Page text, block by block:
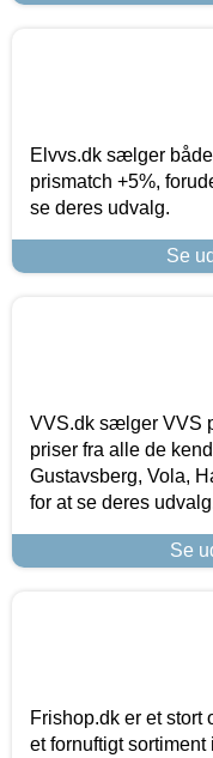
Elvvs.dk sælger
prismatch +5%,
se deres udvalg.
Se
VVS.dk sælger VVS
priser fra alle de
Gustavsberg, Vola,
for at se deres
Se
Frishop.dk er et stort
et fornuftigt